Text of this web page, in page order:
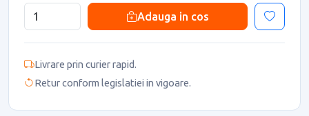
Adauga in cos
Livrare prin curier rapid.
Retur conform legislatiei in vigoare.